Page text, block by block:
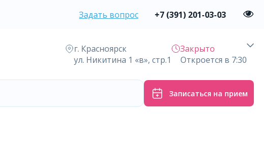
Задать вопрос +7 (391) 201-03-03
г. Красноярск
ул. Никитина 1 «в», стр.1
Закрыто
Откроется в 7:30
Записаться на прием